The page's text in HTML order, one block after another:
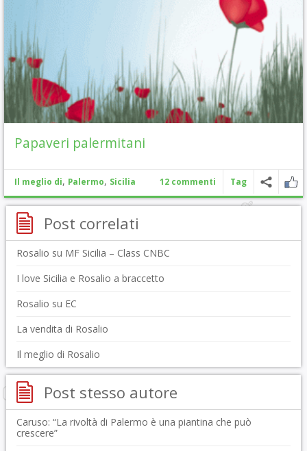
Papaveri palermitani
Il meglio di, Palermo, Sicilia 12 commenti Tag
Post correlati
Rosalio su MF Sicilia – Class CNBC
I love Sicilia e Rosalio a braccetto
Rosalio su EC
La vendita di Rosalio
Il meglio di Rosalio
Post stesso autore
Caruso: “La rivoltà di Palermo è una piantina che può
crescere”